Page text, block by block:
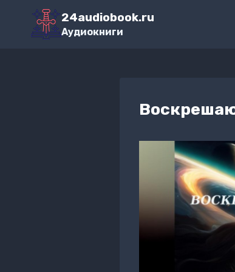
Перейти
содержимому
24audiobook.ru
Аудиокниги